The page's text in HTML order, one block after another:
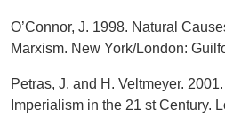
O’Connor, J. 1998. Natural
Marxism. New York/London:
Petras, J. and H. Veltmeyer.
Imperialism in the 21 st Century.